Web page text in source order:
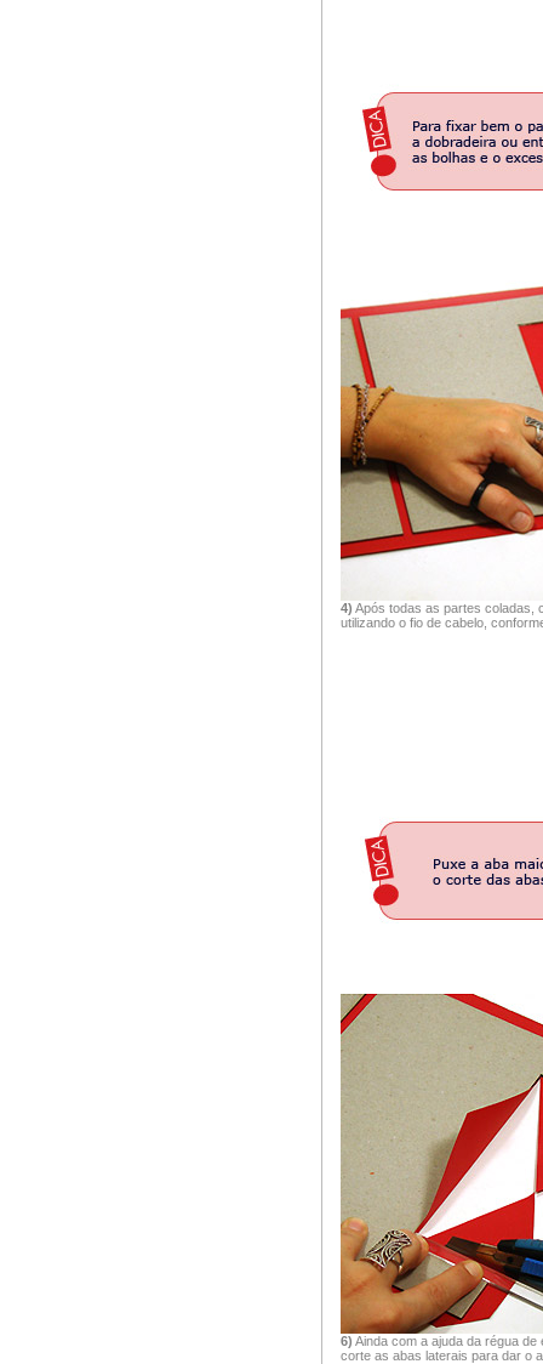
4) Após todas as partes coladas,
utilizando o fio de cabelo,
6) Ainda com a ajuda da régua de
corte as abas laterais para dar o